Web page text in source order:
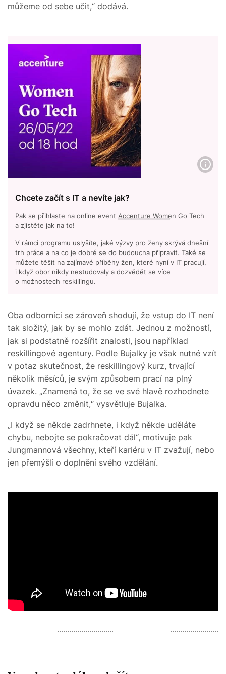
můžeme od sebe učit,“ dodává.
Chcete začít s IT a nevíte jak?
Pak se přihlaste na online event Accenture Women Go Tech
a zjistěte jak na to!
V rámci programu uslyšíte, jaké výzvy pro ženy skrývá dnešní
trh práce a na co je dobré se do budoucna připravit. Také se
můžete těšit na zajímavé příběhy žen, které nyní v IT pracují,
i když obor nikdy nestudovaly a dozvědět se více
o možnostech reskillingu.
Oba odborníci se zároveň shodují, že vstup do IT není
tak složitý, jak by se mohlo zdát. Jednou z možností,
jak si podstatně rozšířit znalosti, jsou například
reskillingové agentury. Podle Bujalky je však nutné vzít
v potaz skutečnost, že reskillingový kurz, trvající
několik měsíců, je svým způsobem prací na plný
úvazek. „Znamená to, že se ve své hlavě rozhodnete
opravdu něco změnit,“ vysvětluje Bujalka.
„I když se někde zadrhnete, i když někde uděláte
chybu, nebojte se pokračovat dál“, motivuje pak
Jungmannová všechny, kteří kariéru v IT zvažují, nebo
jen přemýšlí o doplnění svého vzdělání.